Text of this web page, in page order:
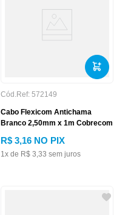
Cód.Ref: 572149
Cabo Flexicom Antichama
Branco 2,50mm x 1m Cobrecom
R$ 3,16 NO PIX
1x de R$ 3,33 sem juros